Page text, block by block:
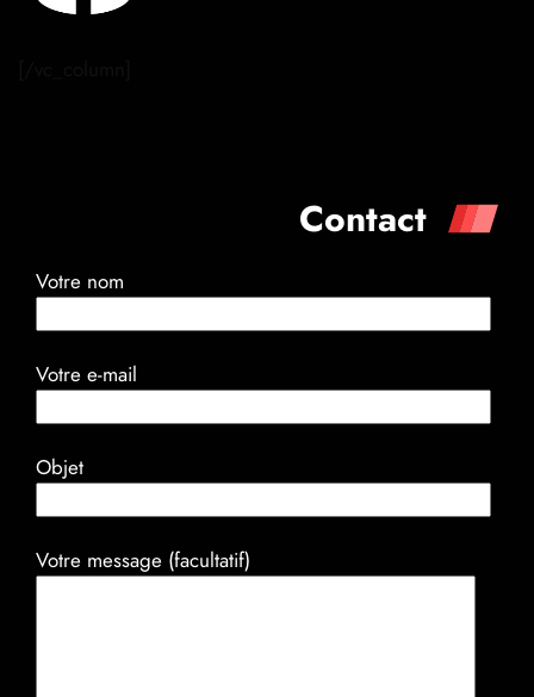
Contact
Votre nom
Votre e-mail
Objet
Votre message (facultatif)